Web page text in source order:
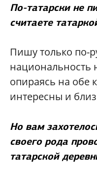
По-татарски не
считаете
Пишу только по-
национальность
опираясь на обе
интересны и
Но вам
своего рода
татарской